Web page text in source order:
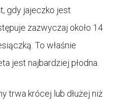
gdy jajeczko jest
zazwyczaj około 14
To właśnie
jest najbardziej płodna.
trwa krócej lub dłużej niż